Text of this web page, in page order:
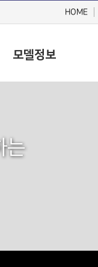
HOME
모델정보
는